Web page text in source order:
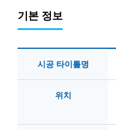
기본 정보
시공 타이틀명
위치